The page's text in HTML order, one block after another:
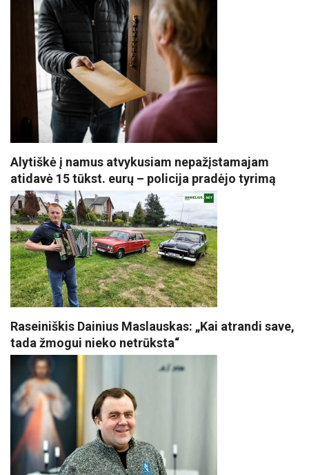
Alytiškė į namus atvykusiam nepažįstamajam
atidavė 15 tūkst. eurų – policija pradėjo tyrimą
Raseiniškis Dainius Maslauskas: „Kai atrandi save,
tada žmogui nieko netrūksta“